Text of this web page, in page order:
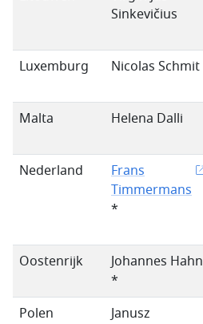
Sinkevičius
Luxemburg
Nicolas Schmit
Malta
Helena Dalli
Nederland
Frans
Timmermans
*
Oostenrijk
Johannes Hahn
*
Polen
Janusz